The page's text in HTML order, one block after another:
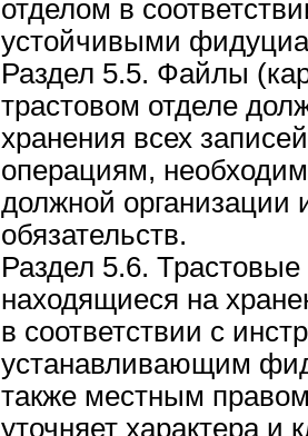
отделом в
устойчивыми
Раздел 5.5. Файлы
трастовом отделе
хранения всех
операциям,
должной
обязательств.
Раздел 5.6.
находящиеся на
в соответствии с
устанавливающим
также местным
уточняет характера и